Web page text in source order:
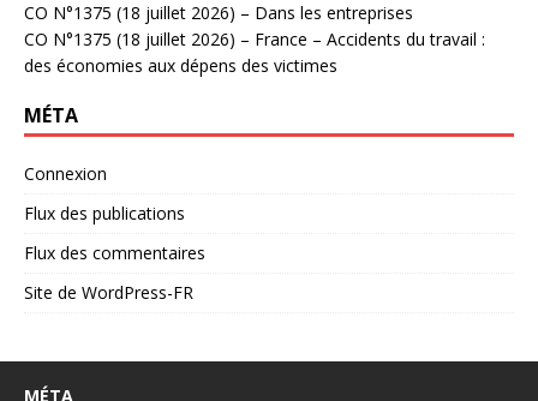
CO N°1375 (18 juillet 2026) – Dans les entreprises
CO N°1375 (18 juillet 2026) – France – Accidents du travail :
des économies aux dépens des victimes
MÉTA
Connexion
Flux des publications
Flux des commentaires
Site de WordPress-FR
MÉTA